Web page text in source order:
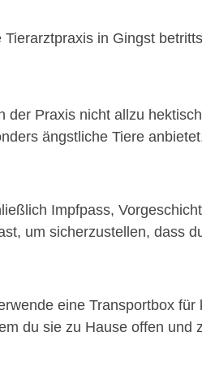
in Gingst
Praxis nicht allzu
ängstliche Tiere
Impfpass,
um sicherzustellen, dass
eine Transportbox
du sie zu Hause offen